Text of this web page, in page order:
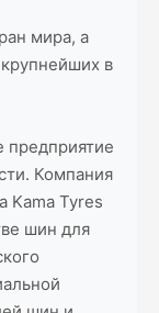
мира, а
в
Компания
Kama Tyres
шин для